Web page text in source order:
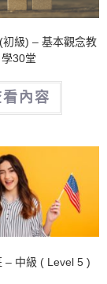
級) – 基本觀念教
學30堂
看內容
– 中級 ( Level 5 )